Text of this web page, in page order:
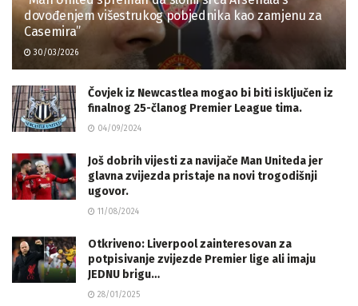
dovođenjem višestrukog pobjednika kao zamjenu za
Casemira”
30/03/2026
Čovjek iz Newcastlea mogao bi biti isključen iz
finalnog 25-članog Premier League tima.
04/09/2024
Još dobrih vijesti za navijače Man Uniteda jer
glavna zvijezda pristaje na novi trogodišnji
ugovor.
11/08/2024
Otkriveno: Liverpool zainteresovan za
potpisivanje zvijezde Premier lige ali imaju
JEDNU brigu…
28/01/2025